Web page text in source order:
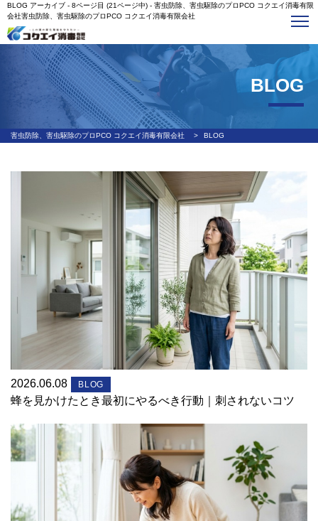
BLOG アーカイブ - 8ページ目 (21ページ中) - 害虫防除、害虫駆除のプロPCO コクエイ消毒有限
会社害虫防除、害虫駆除のプロPCO コクエイ消毒有限会社
BLOG
害虫防除、害虫駆除のプロPCO コクエイ消毒有限会社 > BLOG
2026.06.08 BLOG
蜂を見かけたとき最初にやるべき行動｜刺されないコツ